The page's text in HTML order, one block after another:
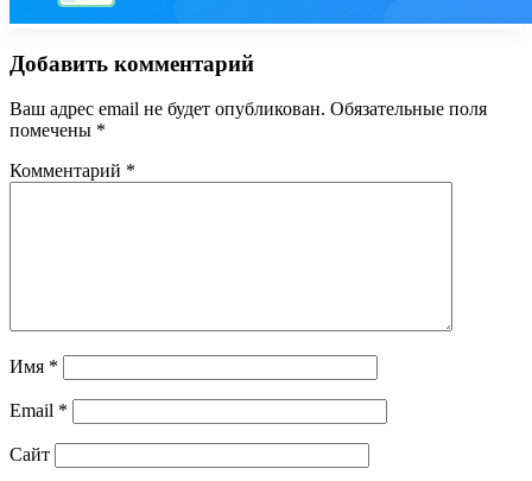
Добавить комментарий
Ваш адрес email не будет опубликован. Обязательные поля
помечены *
Комментарий *
Имя *
Email *
Сайт